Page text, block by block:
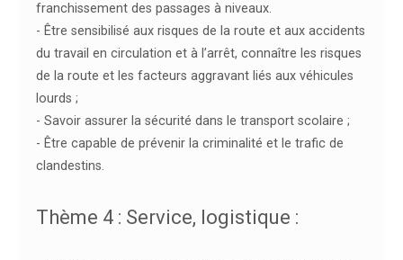
franchissement des passages à niveaux.
- Être sensibilisé aux risques de la route et aux accidents
du travail en circulation et à l’arrêt, connaître les risques
de la route et les facteurs aggravant liés aux véhicules
lourds ;
- Savoir assurer la sécurité dans le transport scolaire ;
- Être capable de prévenir la criminalité et le trafic de
clandestins.
Thème 4 : Service, logistique :